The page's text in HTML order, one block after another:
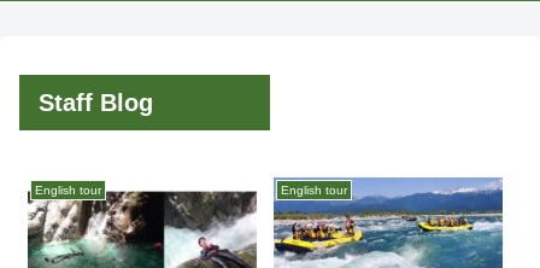
Staff Blog
English tour English tour